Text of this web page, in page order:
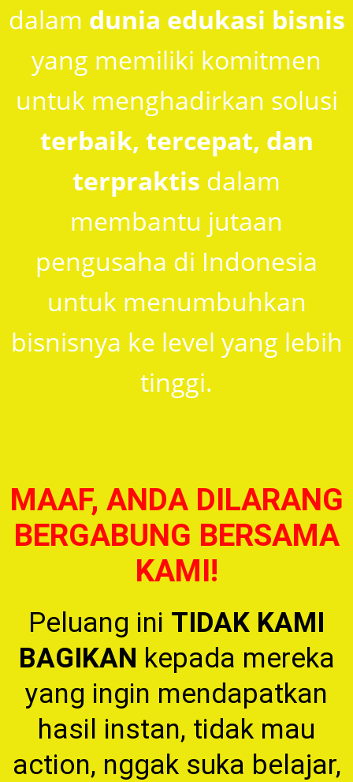
dalam dunia edukasi bisnis
yang memiliki komitmen
untuk menghadirkan solusi
terbaik, tercepat, dan
terpraktis dalam
membantu jutaan
pengusaha di Indonesia
untuk menumbuhkan
bisnisnya ke level yang lebih
tinggi.
MAAF, ANDA DILARANG
BERGABUNG BERSAMA
KAMI!
Peluang ini TIDAK KAMI
BAGIKAN kepada mereka
yang ingin mendapatkan
hasil instan, tidak mau
action, nggak suka belajar,